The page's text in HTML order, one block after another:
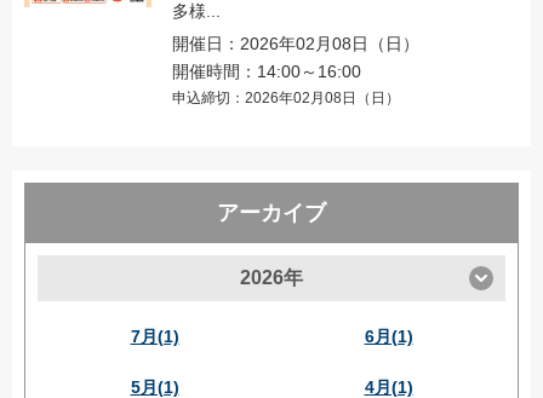
多様...
開催日：2026年02月08日（日）
開催時間：14:00～16:00
申込締切：2026年02月08日（日）
アーカイブ
2026年
7月(1) 6月(1)
5月(1) 4月(1)